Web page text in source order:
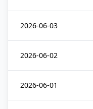
2026-06-03
2026-06-02
2026-06-01